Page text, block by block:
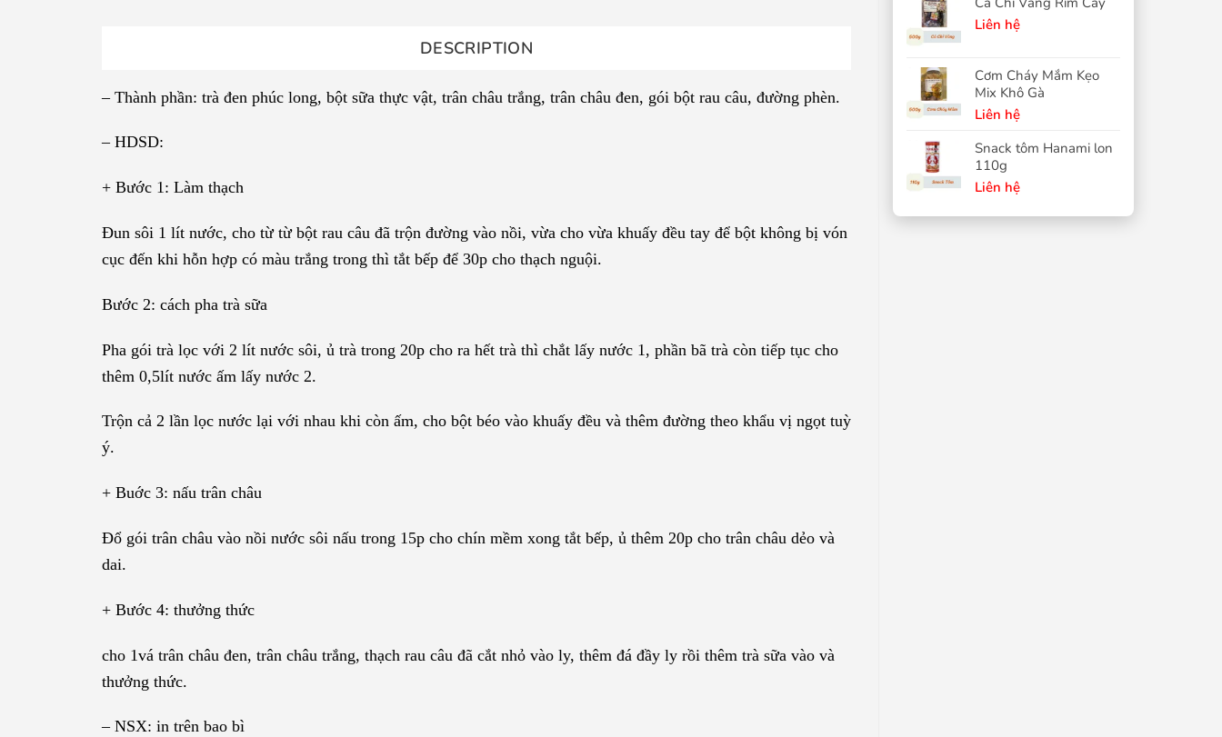
Liên hệ
Cơm Cháy Mắm Kẹo
Mix Khô Gà
Liên hệ
Snack tôm Hanami lon
110g
Liên hệ
DESCRIPTION
– Thành phần: trà đen phúc long, bột sữa thực vật, trân châu trắng, trân châu đen, gói bột rau câu, đường phèn.
– HDSD:
+ Bước 1: Làm thạch
Đun sôi 1 lít nước, cho từ từ bột rau câu đã trộn đường vào nồi, vừa cho vừa khuấy đều tay để bột không bị vón
cục đến khi hỗn hợp có màu trắng trong thì tắt bếp để 30p cho thạch nguội.
Bước 2: cách pha trà sữa
Pha gói trà lọc với 2 lít nước sôi, ủ trà trong 20p cho ra hết trà thì chắt lấy nước 1, phần bã trà còn tiếp tục cho
thêm 0,5lít nước ấm lấy nước 2.
Trộn cả 2 lần lọc nước lại với nhau khi còn ấm, cho bột béo vào khuấy đều và thêm đường theo khẩu vị ngọt tuỳ
ý.
+ Buớc 3: nấu trân châu
Đổ gói trân châu vào nồi nước sôi nấu trong 15p cho chín mềm xong tắt bếp, ủ thêm 20p cho trân châu dẻo và
dai.
+ Bước 4: thưởng thức
cho 1vá trân châu đen, trân châu trắng, thạch rau câu đã cắt nhỏ vào ly, thêm đá đầy ly rồi thêm trà sữa vào và
thưởng thức.
– NSX: in trên bao bì